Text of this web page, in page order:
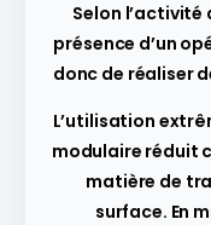
Selon
présence d’un
donc de réaliser
L’utilisation
modulaire réduit
matière de
surface. En